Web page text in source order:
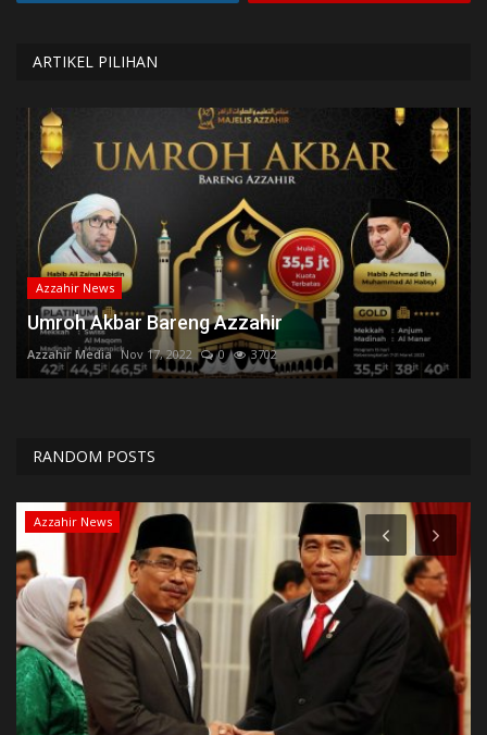
ARTIKEL PILIHAN
Azzahir News
Umroh Akbar Bareng Azzahir
Azzahir Media Nov 17, 2022 0 3702
RANDOM POSTS
Azzahir News